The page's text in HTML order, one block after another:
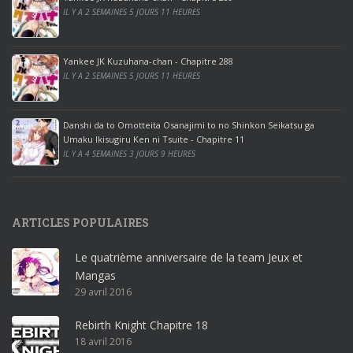
r
o
o
ff
i
c
e
2
0
1
r
o
ff
i
c
e
IL Y A 2 SEMAINES 5 JOURS 11 HEURES
Yankee JK Kuzuhana-chan - Chapitre 288
IL Y A 2 SEMAINES 5 JOURS 11 HEURES
Danshi da to Omotteita Osanajimi to no Shinkon Seikatsu ga
Umaku Ikisugiru Ken ni Tsuite - Chapitre 11
IL Y A 4 SEMAINES 3 JOURS 9 HEURES
ARTICLES POPULAIRES
Le quatrième anniversaire de la team Jeux et
Mangas
29 avril 2016
Rebirth Knight Chapitre 18
18 avril 2016